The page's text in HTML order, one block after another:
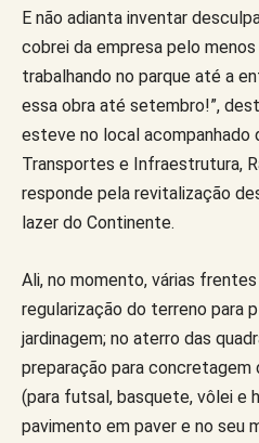
E não adianta inventar
cobrei da empresa pelo
trabalhando no parque até a
essa obra até setembro!”,
esteve no local acompanhado
Transportes e Infraestrutura,
responde pela revitalização
lazer do Continente.
Ali, no momento, várias
regularização do terreno para
jardinagem; no aterro das
preparação para concretagem
(para futsal, basquete, vôlei e
pavimento em paver e no seu